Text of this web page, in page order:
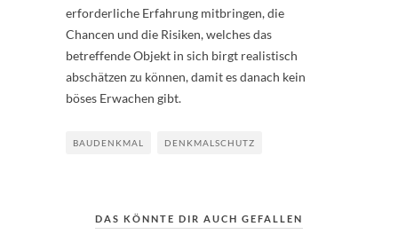
erforderliche Erfahrung mitbringen, die
Chancen und die Risiken, welches das
betreffende Objekt in sich birgt realistisch
abschätzen zu können, damit es danach kein
böses Erwachen gibt.
BAUDENKMAL DENKMALSCHUTZ
DAS KÖNNTE DIR AUCH GEFALLEN